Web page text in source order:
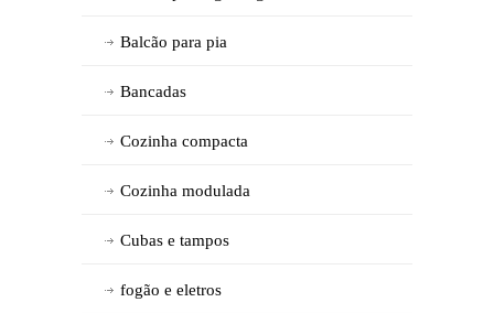
Balcão para pia
Bancadas
Cozinha compacta
Cozinha modulada
Cubas e tampos
fogão e eletros